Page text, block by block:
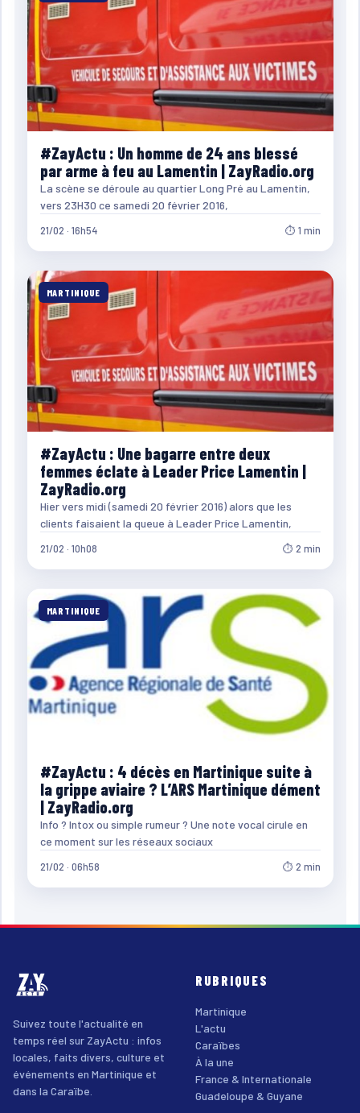
#ZayActu : Un homme de 24 ans blessé
par arme à feu au Lamentin | ZayRadio.org
La scène se déroule au quartier Long Pré au Lamentin,
vers 23H30 ce samedi 20 février 2016,
21/02 · 16h54 ⏱ 1 min
MARTINIQUE
#ZayActu : Une bagarre entre deux
femmes éclate à Leader Price Lamentin |
ZayRadio.org
Hier vers midi (samedi 20 février 2016) alors que les
clients faisaient la queue à Leader Price Lamentin,
21/02 · 10h08 ⏱ 2 min
MARTINIQUE
#ZayActu : 4 décès en Martinique suite à
la grippe aviaire ? L’ARS Martinique dément
| ZayRadio.org
Info ? Intox ou simple rumeur ? Une note vocal cirule en
ce moment sur les réseaux sociaux
21/02 · 06h58 ⏱ 2 min
Suivez toute l'actualité en
temps réel sur ZayActu : infos
locales, faits divers, culture et
événements en Martinique et
dans la Caraïbe.
RUBRIQUES
Martinique
L'actu
Caraïbes
À la une
France & Internationale
Guadeloupe & Guyane